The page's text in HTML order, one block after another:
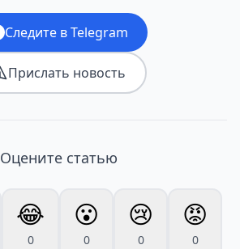
Следите в Telegram
Прислать новость
Оцените статью
😂
0
😮
0
😢
0
😡
0